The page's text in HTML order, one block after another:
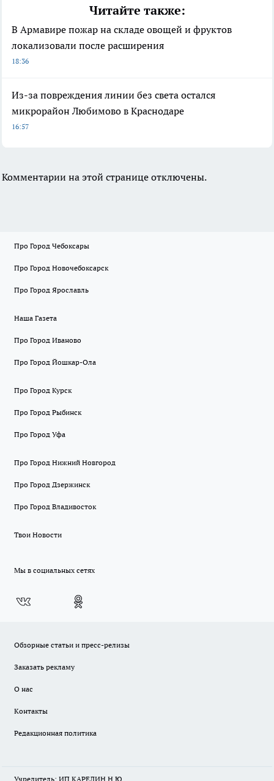
Читайте также:
В Армавире пожар на складе овощей и фруктов
локализовали после расширения
18:36
Из-за повреждения линии без света остался
микрорайон Любимово в Краснодаре
16:57
Комментарии на этой странице отключены.
Про Город Чебоксары
Про Город Новочебоксарск
Про Город Ярославль
Наша Газета
Про Город Иваново
Про Город Йошкар-Ола
Про Город Курск
Про Город Рыбинск
Про Город Уфа
Про Город Нижний Новгород
Про Город Дзержинск
Про Город Владивосток
Твои Новости
Мы в социальных сетях
Обзорные статьи и пресс-релизы
Заказать рекламу
О нас
Контакты
Редакционная политика
Учредитель: ИП КАРЕЛИН Н.Ю.